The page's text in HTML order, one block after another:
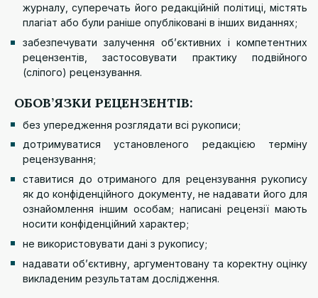
журналу, суперечать його редакційній політиці, містять
плагіат або були раніше опубліковані в інших виданнях;
забезпечувати залучення об’єктивних і компетентних
рецензентів, застосовувати практику подвійного
(сліпого) рецензування.
ОБОВ’ЯЗКИ РЕЦЕНЗЕНТІВ:
без упередження розглядати всі рукописи;
дотримуватися установленого редакцією терміну
рецензування;
ставитися до отриманого для рецензування рукопису
як до конфіденційного документу, не надавати його для
ознайомлення іншим особам; написані рецензії мають
носити конфіденційний характер;
не використовувати дані з рукопису;
надавати об’єктивну, аргументовану та коректну оцінку
викладеним результатам дослідження.